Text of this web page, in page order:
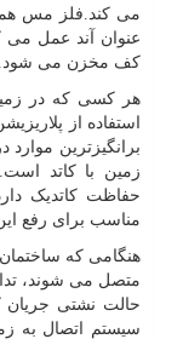
می کند.فلز مس
عنوان آند عمل می
کف مخزن می شود.
هر کسی که در
استفاده از
برانگیزترین
زمین با کاتد
حفاظت کاتدیک
مناسب برای رفع
هنگامی که
متصل می شوند،
حالت نشتی
سیستم اتصال به